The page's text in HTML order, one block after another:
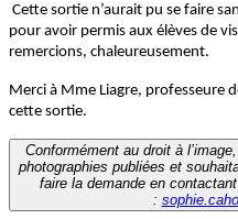
Cette sortie n’aurait pu se faire
pour avoir permis aux élèves de
remercions, chaleureusement.
Merci à Mme Liagre, professeure
cette sortie.
Conformément au droit à
photographies publiées et
faire la demande en
: